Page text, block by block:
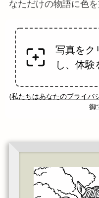
なただけの物語に色を
写真をク
し、体験
(私たちはあなたのプライバ
御